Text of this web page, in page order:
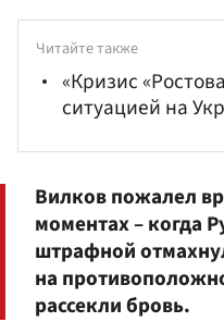
Читайте также
«Кризис
ситуацией на
Вилков пожалел
моментах – когда
штрафной
на
рассекли бровь.